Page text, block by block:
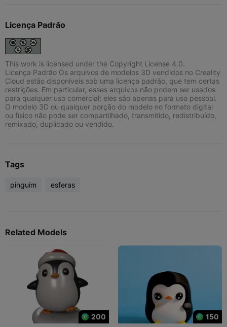
Licença Padrão
This work is licensed under the Copyright License 4.0.
Licença Padrão Os arquivos de modelos 3D vendidos no Creality
Cloud estão disponíveis sob uma licença padrão, que tem certas
restrições. Em particular, esses arquivos não podem ser usados
para qualquer uso comercial; eles são apenas para uso pessoal.
O modelo 3D ou qualquer porção do modelo no formato digital
ou físico não pode ser compartilhado, transmitido, redistribuído,
remixado, duplicado ou vendido.
Tags
pinguim esferas
Related Models
200
150